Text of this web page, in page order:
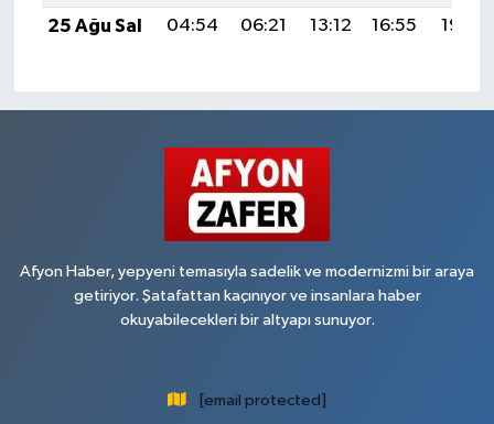
25 Ağu Sal
04:54 06:21 13:12 16:55 19:54
Afyon Haber, yepyeni temasıyla sadelik ve modernizmi bir araya
getiriyor. Şatafattan kaçınıyor ve insanlara haber
okuyabilecekleri bir altyapı sunuyor.
[email protected]